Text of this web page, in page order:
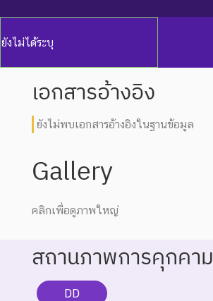
ยังไม่ได้ระบุ
เอกสารอ้างอิง
ยังไม่พบเอกสารอ้างอิงในฐานข้อมูล
Gallery
คลิกเพื่อดูภาพใหญ่
สถานภาพการคุกคาม
DD